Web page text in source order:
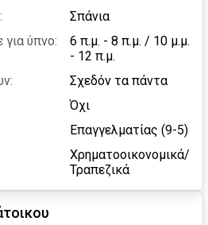
Σπάνια
ύπνο:
6 π.μ. - 8 π.μ. / 10 μ.μ.
- 12 π.μ.
Σχεδόν τα πάντα
Όχι
Επαγγελματίας (9-5)
Χρηματοοικονομικά/
Τραπεζικά